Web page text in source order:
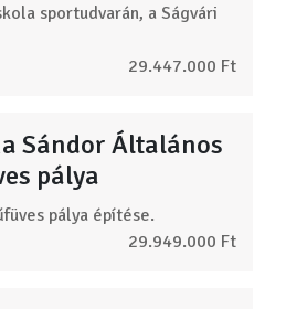
sportudvarán, a Ságvári
29.447.000 Ft
Sándor Általános
pálya
pálya építése.
29.949.000 Ft